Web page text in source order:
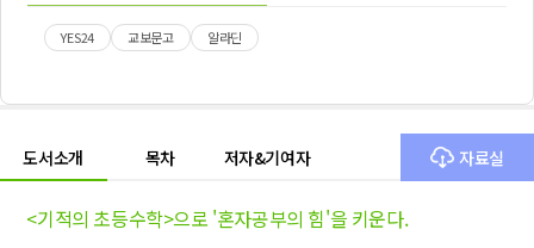
YES24 교보문고 알라딘
도서소개 목차 저자&기여자 자료실
<기적의 초등수학>으로 '혼자공부의 힘'을 키운다.